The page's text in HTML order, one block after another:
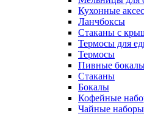
Кухонные
Ланчбоксы
Стаканы с
Термосы для
Термосы
Пивные
Стаканы
Бокалы
Кофейные
Чайные наборы